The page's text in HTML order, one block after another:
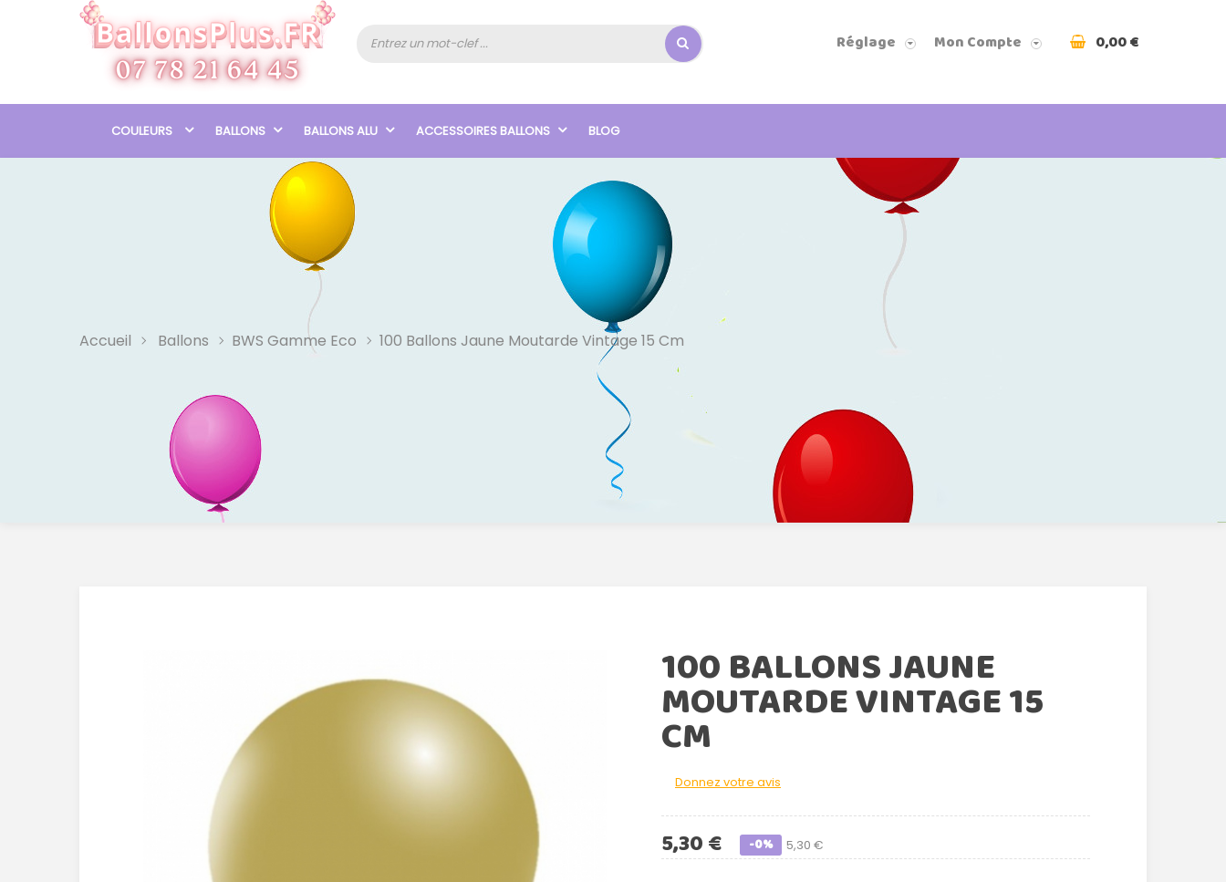
Réglage Mon Compte 0,00 €
COULEURS BALLONS BALLONS ALU ACCESSOIRES BALLONS BLOG
Accueil Ballons BWS Gamme Eco 100 Ballons Jaune Moutarde Vintage 15 Cm
100 BALLONS JAUNE
MOUTARDE VINTAGE 15
CM
Donnez votre avis
5,30 €
5,30 € -0%